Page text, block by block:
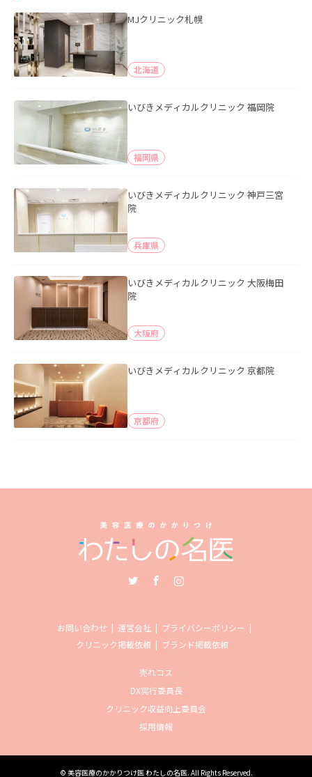
MJクリニック札幌
北海道
いびきメディカルクリニック 福岡院
福岡県
いびきメディカルクリニック 神戸三宮
院
兵庫県
いびきメディカルクリニック 大阪梅田
院
大阪府
いびきメディカルクリニック 京都院
京都府
お問い合わせ 運営会社
プライバシーポリシー
クリニック掲載依頼
ブランド掲載依頼
売れコス
DX実行委員長
クリニック収益向上委員会
採用情報
© 美容医療のかかりつけ医 わたしの名医. All Rights Reserved.